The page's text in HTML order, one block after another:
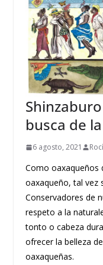
busca de
6 agosto, 2021
Como oaxaqueños
oaxaqueño, tal vez
Conservadores de
respeto a la
tonto o cabeza
ofrecer la belleza
oaxaqueñas.